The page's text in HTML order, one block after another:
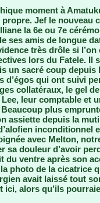
moment à
Jef le nouveau
la 6e ou 7e
ses amis de longue
très drôle si
lors du Fatele. Il
un sacré coup depuis
d’égos qui ont suivi
collatéraux, le gel
leur comptable et
plus
assiette depuis la
inconditionnel
avec Melton,
sa douleur d’avoir
du ventre après son
photo de la cicatrice
avait laissé tout
ici, alors qu’ils